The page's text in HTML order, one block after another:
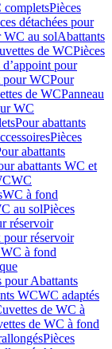
completsPièces
détachées pour
WC au solAbattants
de WCPièces
pour
pour WCPour
de WCPanneau
WC
Pour abattants
Pièces
abattants
abattants WC et
WC
WC à fond
au solPièces
réservoir
pour réservoir
WC à fond
pour Abattants
WCWC adaptés
de WC à
de WC à fond
Pièces